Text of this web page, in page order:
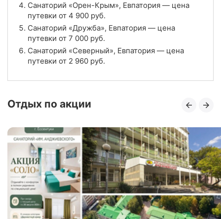
Цена в сутки от7 000руб.
Рейтинг 4.3
Отзывы 3 отзывов
Рейтинг 5.0
Отзывы 3 отзывов
Санаторий «Орен-Крым», Евпатория — цена
путевки от 4 900 руб.
Санаторий «Дружба», Евпатория — цена
путевки от 7 000 руб.
Санаторий «Северный», Евпатория — цена
путевки от 2 960 руб.
Отдых по акции